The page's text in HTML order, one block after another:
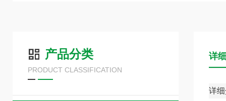
产品分类
PRODUCT CLASSIFICATION
详
详